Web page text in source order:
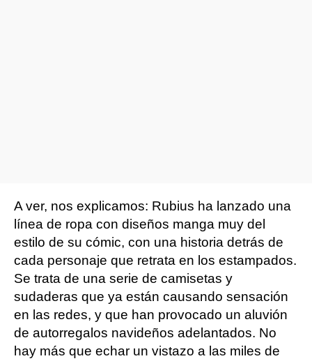
A ver, nos explicamos: Rubius ha lanzado una
línea de ropa con diseños manga muy del
estilo de su cómic, con una historia detrás de
cada personaje que retrata en los estampados.
Se trata de una serie de camisetas y
sudaderas que ya están causando sensación
en las redes, y que han provocado un aluvión
de autorregalos navideños adelantados. No
hay más que echar un vistazo a las miles de